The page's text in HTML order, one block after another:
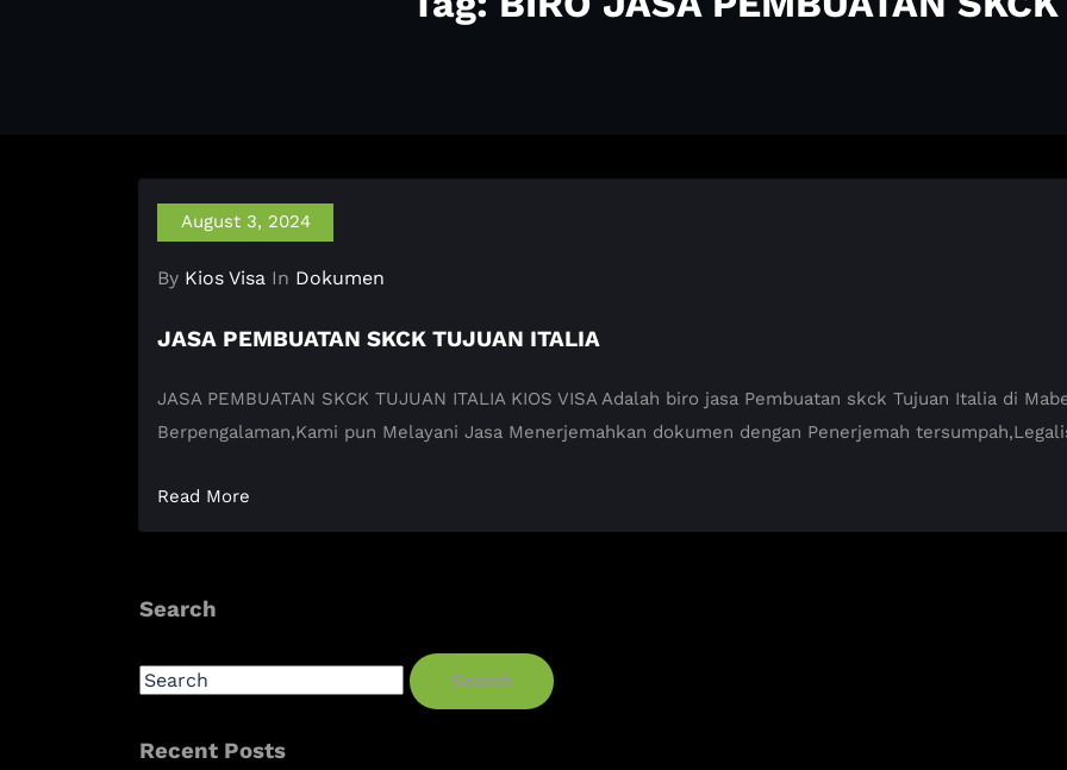
August 3, 2024
By Kios Visa In Dokumen
JASA PEMBUATAN SKCK TUJUAN ITALIA
JASA PEMBUATAN SKCK TUJUAN ITALIA KIOS VISA Adalah biro jasa Pembuatan skck Tujuan Italia di
Berpengalaman,Kami pun Melayani Jasa Menerjemahkan dokumen dengan Penerjemah
Read More
Search
Search
Recent Posts